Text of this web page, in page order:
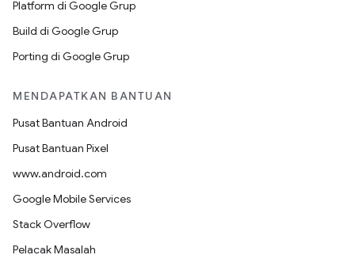
Platform di Google Grup
Build di Google Grup
Porting di Google Grup
MENDAPATKAN BANTUAN
Pusat Bantuan Android
Pusat Bantuan Pixel
www.android.com
Google Mobile Services
Stack Overflow
Pelacak Masalah